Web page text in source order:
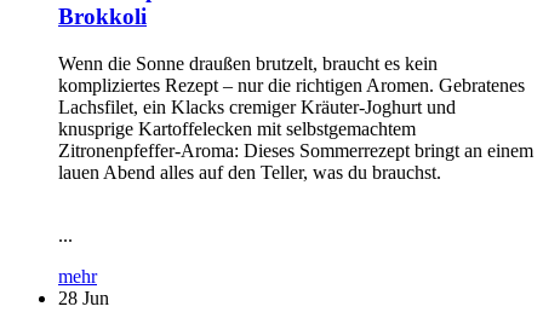
Brokkoli
Wenn die Sonne draußen brutzelt, braucht es kein
kompliziertes Rezept – nur die richtigen Aromen. Gebratenes
Lachsfilet, ein Klacks cremiger Kräuter-Joghurt und
knusprige Kartoffelecken mit selbstgemachtem
Zitronenpfeffer-Aroma: Dieses Sommerrezept bringt an einem
lauen Abend alles auf den Teller, was du brauchst.
...
mehr
28 Jun